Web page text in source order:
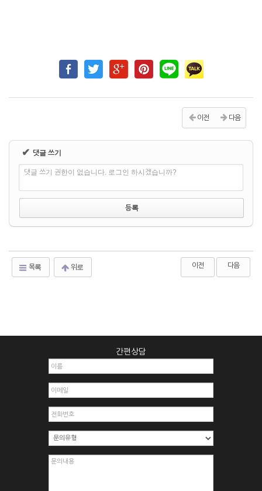
이전 다음
✔ 댓글 쓰기
댓글 쓰기 권한이 없습니다. 로그인 하시겠습니까?
목록 위로 이전 다음
간편상담